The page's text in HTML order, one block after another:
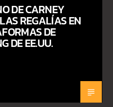
DE CARNEY
REGALÍAS EN
DE
DE EE.UU.